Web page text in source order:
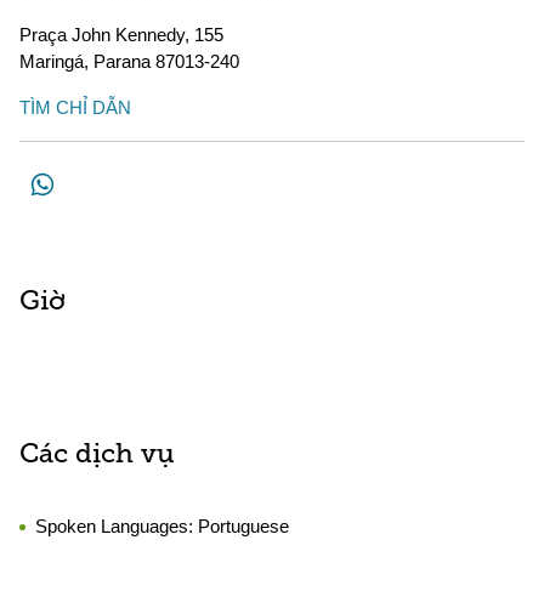
Praça John Kennedy, 155
Maringá, Parana 87013-240
TÌM CHỈ DẪN
Giờ
Các dịch vụ
Spoken Languages: Portuguese